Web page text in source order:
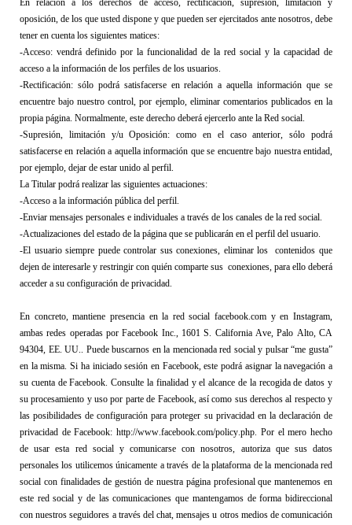
En relación a los derechos de acceso, rectificación, supresión, limitación y
oposición, de los que usted dispone y que pueden ser ejercitados ante nosotros, debe
tener en cuenta los siguientes matices:
-Acceso: vendrá definido por la funcionalidad de la red social y la capacidad de
acceso a la información de los perfiles de los usuarios.
-Rectificación: sólo podrá satisfacerse en relación a aquella información que se
encuentre bajo nuestro control, por ejemplo, eliminar comentarios publicados en la
propia página. Normalmente, este derecho deberá ejercerlo ante la Red social.
-Supresión, limitación y/u Oposición: como en el caso anterior, sólo podrá
satisfacerse en relación a aquella información que se encuentre bajo nuestra entidad,
por ejemplo, dejar de estar unido al perfil.
La Titular podrá realizar las siguientes actuaciones:
-Acceso a la información pública del perfil.
-Enviar mensajes personales e individuales a través de los canales de la red social.
-Actualizaciones del estado de la página que se publicarán en el perfil del usuario.
-El usuario siempre puede controlar sus conexiones, eliminar los  contenidos que
dejen de interesarle y restringir con quién comparte sus  conexiones, para ello deberá
acceder a su configuración de privacidad.
En concreto, mantiene presencia en la red social facebook.com y en Instagram,
ambas redes operadas por Facebook Inc., 1601 S. California Ave, Palo Alto, CA
94304, EE. UU.. Puede buscarnos en la mencionada red social y pulsar “me gusta”
en la misma. Si ha iniciado sesión en Facebook, este podrá asignar la navegación a
su cuenta de Facebook. Consulte la finalidad y el alcance de la recogida de datos y
su procesamiento y uso por parte de Facebook, así como sus derechos al respecto y
las posibilidades de configuración para proteger su privacidad en la declaración de
privacidad de Facebook: http://www.facebook.com/policy.php. Por el mero hecho
de usar esta red social y comunicarse con nosotros, autoriza que sus datos
personales los utilicemos únicamente a través de la plataforma de la mencionada red
social con finalidades de gestión de nuestra página profesional que mantenemos en
este red social y de las comunicaciones que mantengamos de forma bidireccional
con nuestros seguidores a través del chat, mensajes u otros medios de comunicación